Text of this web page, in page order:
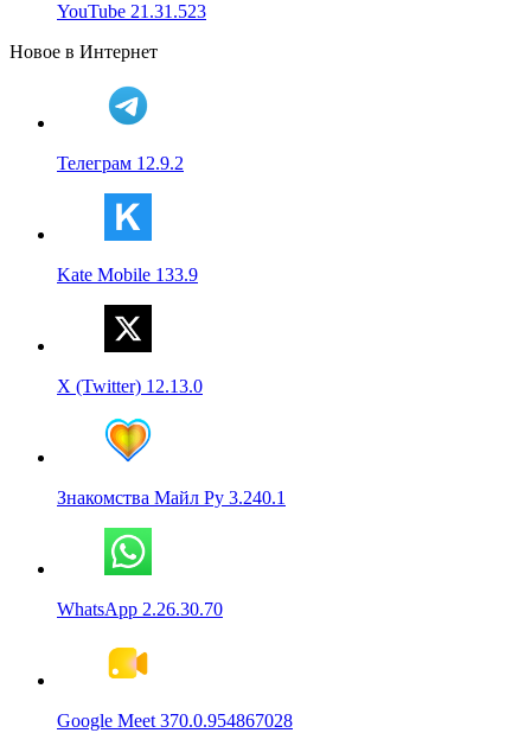
YouTube 21.31.523
Новое в Интернет
Телеграм 12.9.2
Kate Mobile 133.9
X (Twitter) 12.13.0
Знакомства Майл Ру 3.240.1
WhatsApp 2.26.30.70
Google Meet 370.0.954867028